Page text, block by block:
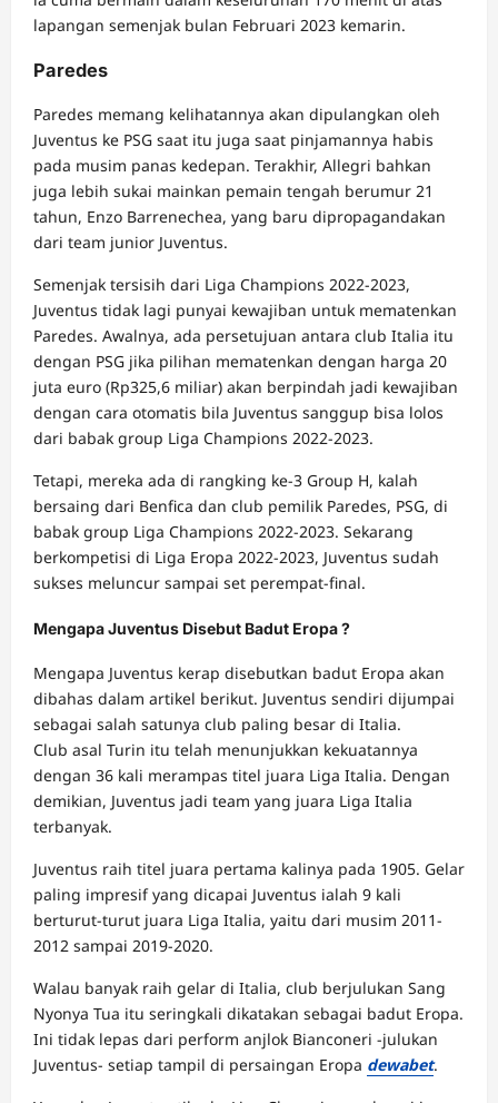
lapangan semenjak bulan Februari 2023 kemarin.
Paredes
Paredes memang kelihatannya akan dipulangkan oleh
Juventus ke PSG saat itu juga saat pinjamannya habis
pada musim panas kedepan. Terakhir, Allegri bahkan
juga lebih sukai mainkan pemain tengah berumur 21
tahun, Enzo Barrenechea, yang baru dipropagandakan
dari team junior Juventus.
Semenjak tersisih dari Liga Champions 2022-2023,
Juventus tidak lagi punyai kewajiban untuk mematenkan
Paredes. Awalnya, ada persetujuan antara club Italia itu
dengan PSG jika pilihan mematenkan dengan harga 20
juta euro (Rp325,6 miliar) akan berpindah jadi kewajiban
dengan cara otomatis bila Juventus sanggup bisa lolos
dari babak group Liga Champions 2022-2023.
Tetapi, mereka ada di rangking ke-3 Group H, kalah
bersaing dari Benfica dan club pemilik Paredes, PSG, di
babak group Liga Champions 2022-2023. Sekarang
berkompetisi di Liga Eropa 2022-2023, Juventus sudah
sukses meluncur sampai set perempat-final.
Mengapa Juventus Disebut Badut Eropa ?
Mengapa Juventus kerap disebutkan badut Eropa akan
dibahas dalam artikel berikut. Juventus sendiri dijumpai
sebagai salah satunya club paling besar di Italia.
Club asal Turin itu telah menunjukkan kekuatannya
dengan 36 kali merampas titel juara Liga Italia. Dengan
demikian, Juventus jadi team yang juara Liga Italia
terbanyak.
Juventus raih titel juara pertama kalinya pada 1905. Gelar
paling impresif yang dicapai Juventus ialah 9 kali
berturut-turut juara Liga Italia, yaitu dari musim 2011-
2012 sampai 2019-2020.
Walau banyak raih gelar di Italia, club berjulukan Sang
Nyonya Tua itu seringkali dikatakan sebagai badut Eropa.
Ini tidak lepas dari perform anjlok Bianconeri -julukan
Juventus- setiap tampil di persaingan Eropa dewabet.